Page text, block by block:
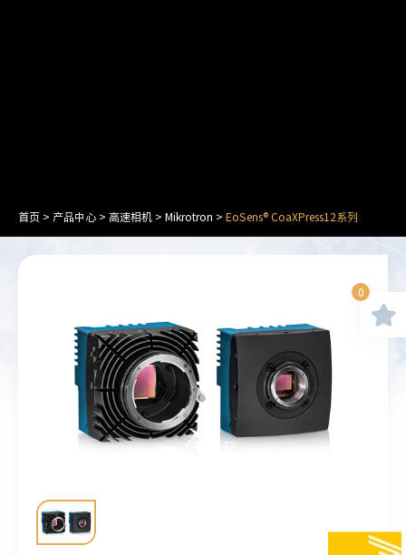
首页 > 产品中心 > 高速相机 > Mikrotron > EoSens® CoaXPress12系列
0